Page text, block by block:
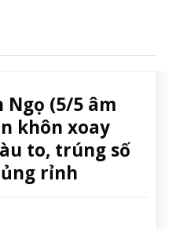
Ngọ (5/5 âm
khôn xoay
to, trúng số
rỉnh